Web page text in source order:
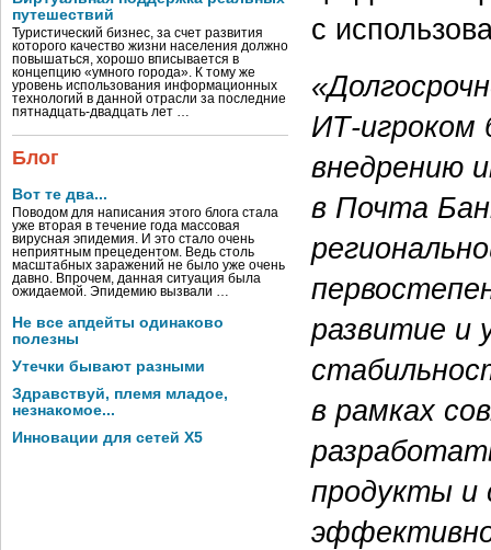
путешествий
Туристический бизнес, за счет развития
которого качество жизни населения должно
повышаться, хорошо вписывается в
концепцию «умного города». К тому же
уровень использования информационных
технологий в данной отрасли за последние
пятнадцать-двадцать лет …
Блог
Вот те два...
Поводом для написания этого блога стала
уже вторая в течение года массовая
вирусная эпидемия. И это стало очень
неприятным прецедентом. Ведь столь
масштабных заражений не было уже очень
давно. Впрочем, данная ситуация была
ожидаемой. Эпидемию вызвали …
Не все апдейты одинаково
полезны
Утечки бывают разными
Здравствуй, племя младое,
незнакомое...
Инновации для сетей X5
с
ИТ-игроком
внедрению
в Почта
развитие и
в рамках
продукты и